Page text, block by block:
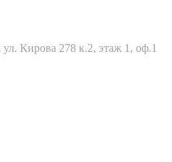
Кирова 278 к.2, этаж 1, оф.1